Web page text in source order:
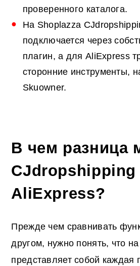
проверенного каталога.
На Shoplazza
подключается через
плагин, а для AliExpress
сторонние инструменты,
Skuowner.
В чем разница
CJdropshipping
AliExpress?
Прежде чем сравнивать
другом, нужно понять, что
представляет собой каждая